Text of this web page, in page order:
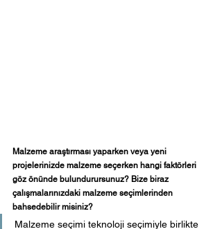
Malzeme araştırması yaparken veya yeni
projelerinizde malzeme seçerken hangi faktörleri
göz önünde bulundurursunuz? Bize biraz
çalışmalarınızdaki malzeme seçimlerinden
bahsedebilir misiniz?
Malzeme seçimi teknoloji seçimiyle birlikte